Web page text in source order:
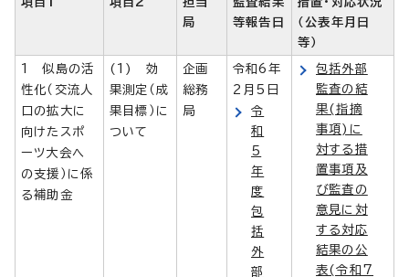
局
等報告日
（公表年月日
等）
1 似島の活
性化（交流人
口の拡大に
向けたスポ
ーツ大会へ
の支援）に係
る補助金
(1) 効
果測定（成
果目標）に
ついて
企画
総務
局
令和6年
2月5日
令
和
5
年
度
包
括
外
部
包括外部
監査の結
果(指摘
事項)に
対する措
置事項及
び監査の
意見に対
する対応
結果の公
表(令和7